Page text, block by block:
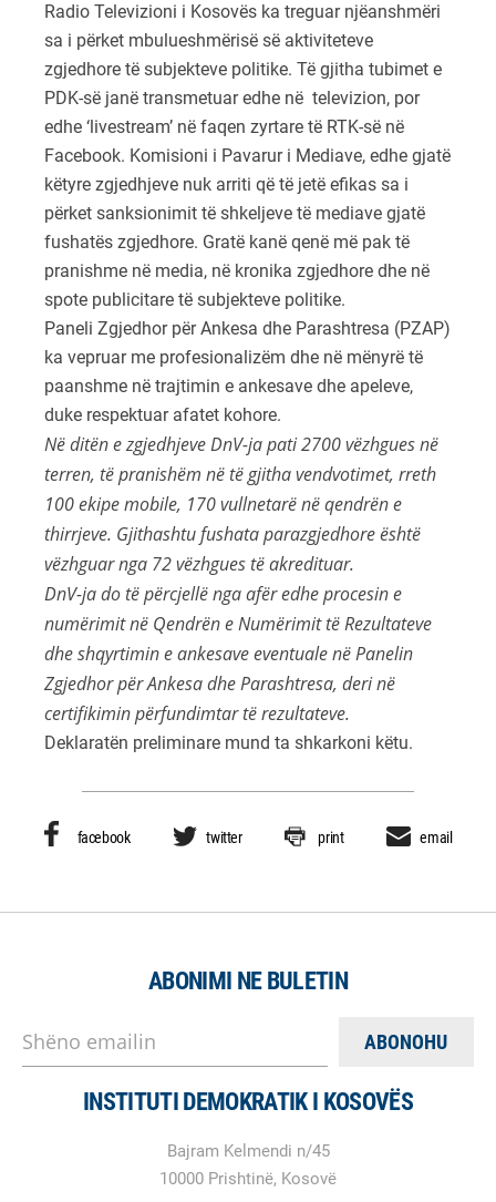
Radio Televizioni i Kosovës ka treguar njëanshmëri
sa i përket mbulueshmërisë së aktiviteteve
zgjedhore të subjekteve politike. Të gjitha tubimet e
PDK-së janë transmetuar edhe në televizion, por
edhe ‘livestream’ në faqen zyrtare të RTK-së në
Facebook. Komisioni i Pavarur i Mediave, edhe gjatë
këtyre zgjedhjeve nuk arriti që të jetë efikas sa i
përket sanksionimit të shkeljeve të mediave gjatë
fushatës zgjedhore. Gratë kanë qenë më pak të
pranishme në media, në kronika zgjedhore dhe në
spote publicitare të subjekteve politike.
Paneli Zgjedhor për Ankesa dhe Parashtresa (PZAP)
ka vepruar me profesionalizëm dhe në mënyrë të
paanshme në trajtimin e ankesave dhe apeleve,
duke respektuar afatet kohore.
Në ditën e zgjedhjeve DnV-ja pati 2700 vëzhgues në
terren, të pranishëm në të gjitha vendvotimet, rreth
100 ekipe mobile, 170 vullnetarë në qendrën e
thirrjeve. Gjithashtu fushata parazgjedhore është
vëzhguar nga 72 vëzhgues të akredituar.
DnV-ja do të përcjellë nga afër edhe procesin e
numërimit në Qendrën e Numërimit të Rezultateve
dhe shqyrtimin e ankesave eventuale në Panelin
Zgjedhor për Ankesa dhe Parashtresa, deri në
certifikimin përfundimtar të rezultateve.
Deklaratën preliminare mund ta shkarkoni këtu.
facebook twitter print email
ABONIMI NE BULETIN
Shëno emailin
INSTITUTI DEMOKRATIK I KOSOVËS
Bajram Kelmendi n/45
10000 Prishtinë, Kosovë